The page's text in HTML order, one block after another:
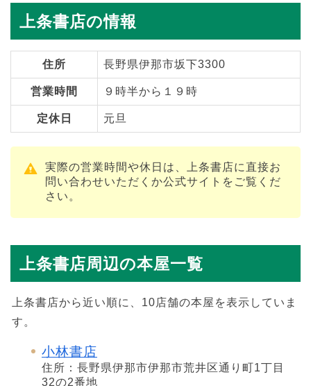
上条書店の情報
住所 長野県伊那市坂下3300
営業時間 ９時半から１９時
定休日 元旦
実際の営業時間や休日は、上条書店に直接お
問い合わせいただくか公式サイトをご覧くだ
さい。
上条書店周辺の本屋一覧
上条書店から近い順に、10店舗の本屋を表示していま
す。
小林書店
住所：長野県伊那市伊那市荒井区通り町1丁目
32の2番地